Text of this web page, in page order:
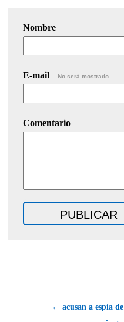
Nombre
E-mail No será mostrado.
Comentario
← acusan a espía de